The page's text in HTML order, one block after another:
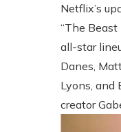
Netflix’s
“The Beast
all-star
Danes,
Lyons, and
creator